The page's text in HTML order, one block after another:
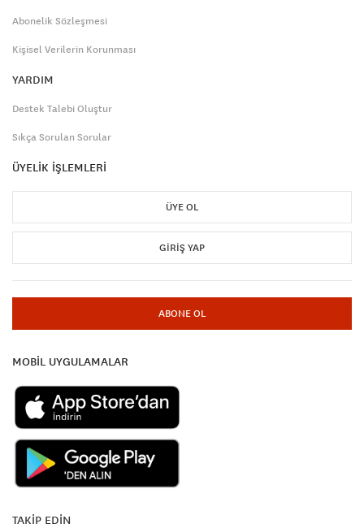
Abonelik Sözleşmesi
Kişisel Verilerin Korunması
YARDIM
Destek Talebi Oluştur
Sıkça Sorulan Sorular
ÜYELİK İŞLEMLERİ
ÜYE OL
GIRIŞ YAP
ABONE OL
MOBİL UYGULAMALAR
TAKİP EDİN